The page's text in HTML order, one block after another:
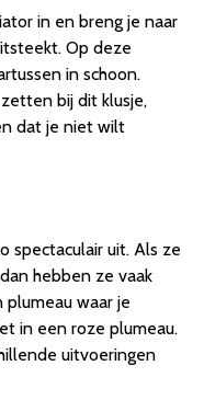
in en breng je naar
Op deze
in schoon.
bij dit klusje,
dat je niet wilt
spectaculair uit. Als ze
hebben ze vaak
waar je
in een roze plumeau.
uitvoeringen